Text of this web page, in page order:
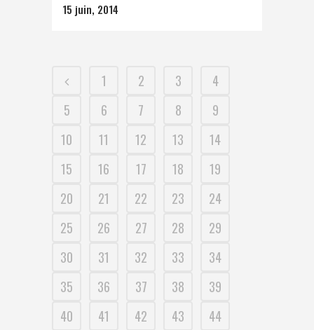
15 juin, 2014
1 2 3
4
5
6 7 8
9
10
11 12 13
14
15
16 17 18
19
20
21 22 23
24
25
26 27 28
29
30
31 32 33
34
35
36 37 38
39
40
41 42 43
44